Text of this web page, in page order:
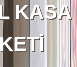
KASA